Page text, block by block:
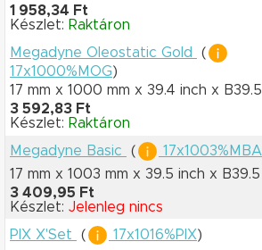
1 958,34 Ft
Készlet: Raktáron
Megadyne Oleostatic Gold
(
17x1000%MOG)
17 mm x 1000 mm x 39.4 inch x B39.5
3 592,83 Ft
Készlet: Raktáron
Megadyne Basic
( 17x1003%MBA
17 mm x 1003 mm x 39.5 inch x B39.5
3 409,95 Ft
Készlet: Jelenleg nincs
PIX X'Set
( 17x1016%PIX)